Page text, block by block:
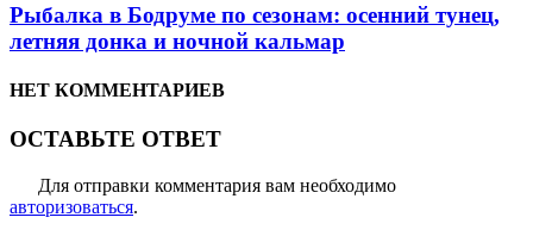
Рыбалка в Бодруме по сезонам: осенний тунец,
летняя донка и ночной кальмар
НЕТ КОММЕНТАРИЕВ
ОСТАВЬТЕ ОТВЕТ
Для отправки комментария вам необходимо
авторизоваться.